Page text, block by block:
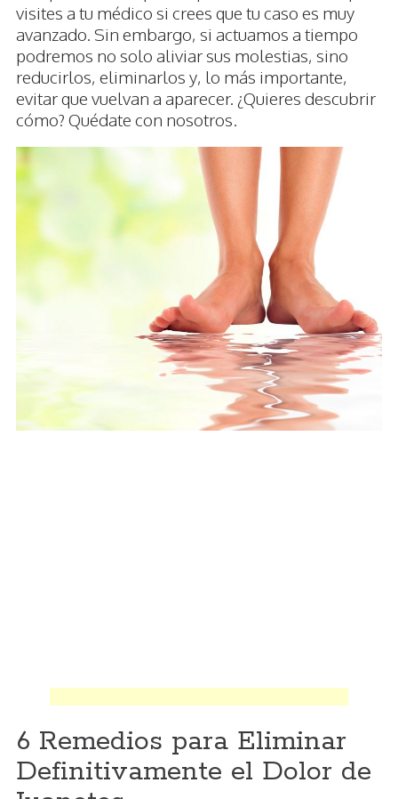
visites a tu médico si crees que tu caso es muy
avanzado. Sin embargo, si actuamos a tiempo
podremos no solo aliviar sus molestias, sino
reducirlos, eliminarlos y, lo más importante,
evitar que vuelvan a aparecer. ¿Quieres descubrir
cómo? Quédate con nosotros.
6 Remedios para Eliminar
Definitivamente el Dolor de